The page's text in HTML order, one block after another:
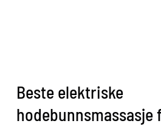
Beste elektriske
hodebunnsmassasje